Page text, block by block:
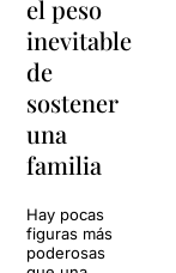
el peso
inevitable
de
sostener
una
familia
Hay pocas
figuras más
poderosas